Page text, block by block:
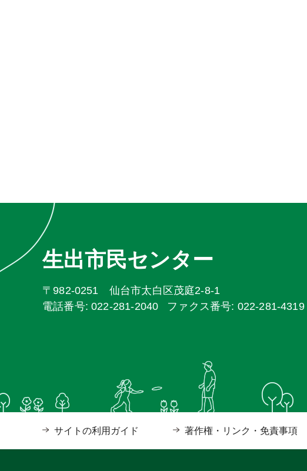
生出市民センター
〒982-0251 仙台市太白区茂庭2-8-1
電話番号: 022-281-2040
ファクス番号: 022-281-4319
サイトの利用ガイド 著作権・リンク・免責事項